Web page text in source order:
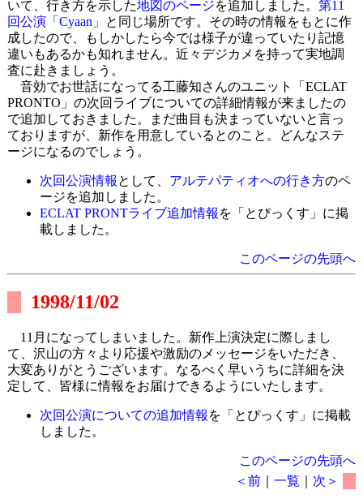
いて、行き方を示した地図のページを追加しました。 第11
回公演「Cyaan」
と同じ場所です。その時の情報をもとに作
成したので、もしかしたら今では様子が違っていたり記憶
違いもあるかも知れません。近々デジカメを持って実地調
査に赴きましょう。
音効でお世話になってる工藤知さんのユニット「ECLAT
PRONTO」の次回ライブについての詳細情報が来ましたの
で追加しておきました。まだ曲目も決まっていないと言っ
ておりますが、新作を用意しているとのこと。どんなステ
ージになるのでしょう。
次回公演情報 として、 アルテパティオへの行き方のペ
ージを追加しました。
ECLAT PRONTライブ追加情報 を「とぴっくす」に掲
載しました。
このページの先頭へ
1998/11/02
11月になってしまいました。新作上演決定に際しまし
て、沢山の方々より応援や激励のメッセージをいただき、
大変ありがとうございます。なるべく早いうちに詳細を決
定して、皆様に情報をお届けできるようにいたします。
次回公演についての追加情報 を「とぴっくす」に掲載
しました。
このページの先頭へ
＜前 ｜一覧 次＞